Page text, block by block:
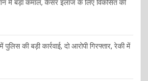
में बड़ा कमाल, कैंसर इलाज के लिए विकसित की
की बड़ी कार्रवाई, दो आरोपी गिरफ्तार, रेकी में